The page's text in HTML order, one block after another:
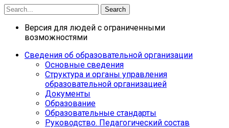
Search
Версия для людей с ограниченными
возможностями
Сведения об образовательной организации
Основные сведения
Структура и органы управления
образовательной организацией
Документы
Образование
Образовательные стандарты
Руководство. Педагогический состав